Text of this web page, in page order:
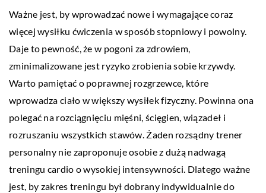
Ważne jest, by wprowadzać nowe i wymagające coraz
więcej wysiłku ćwiczenia w sposób stopniowy i powolny.
Daje to pewność, że w pogoni za zdrowiem,
zminimalizowane jest ryzyko zrobienia sobie krzywdy.
Warto pamiętać o poprawnej rozgrzewce, które
wprowadza ciało w większy wysiłek fizyczny. Powinna ona
polegać na rozciągnięciu mięśni, ścięgien, wiązadeł i
rozruszaniu wszystkich stawów. Żaden rozsądny trener
personalny nie zaproponuje osobie z dużą nadwagą
treningu cardio o wysokiej intensywności. Dlatego ważne
jest, by zakres treningu był dobrany indywidualnie do